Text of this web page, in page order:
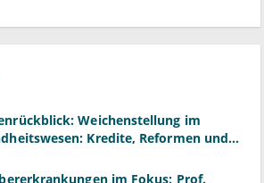
Weichenstellung im
Kredite, Reformen und
im Fokus: Prof.